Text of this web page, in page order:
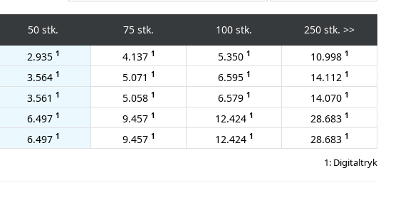
50 stk. 75 stk. 100 stk. 250 stk. >>
2.935 1 4.137 1 5.350 1 10.998 1
3.564 1 5.071 1 6.595 1 14.112 1
3.561 1 5.058 1 6.579 1 14.070 1
6.497 1 9.457 1 12.424 1 28.683 1
6.497 1 9.457 1 12.424 1 28.683 1
1: Digitaltryk